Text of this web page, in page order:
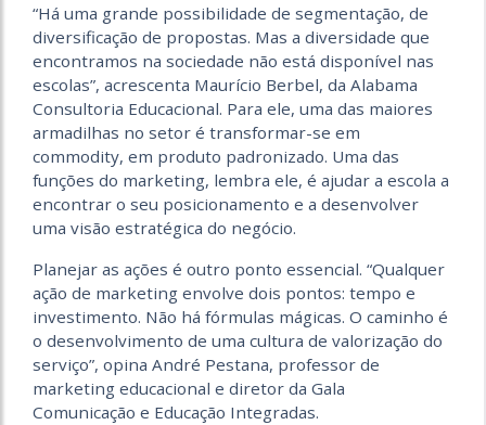
“Há uma grande possibilidade de segmentação, de
diversificação de propostas. Mas a diversidade que
encontramos na sociedade não está disponível nas
escolas”, acrescenta Maurício Berbel, da Alabama
Consultoria Educacional. Para ele, uma das maiores
armadilhas no setor é transformar-se em
commodity, em produto padronizado. Uma das
funções do marketing, lembra ele, é ajudar a escola a
encontrar o seu posicionamento e a desenvolver
uma visão estratégica do negócio.
Planejar as ações é outro ponto essencial. “Qualquer
ação de marketing envolve dois pontos: tempo e
investimento. Não há fórmulas mágicas. O caminho é
o desenvolvimento de uma cultura de valorização do
serviço”, opina André Pestana, professor de
marketing educacional e diretor da Gala
Comunicação e Educação Integradas.